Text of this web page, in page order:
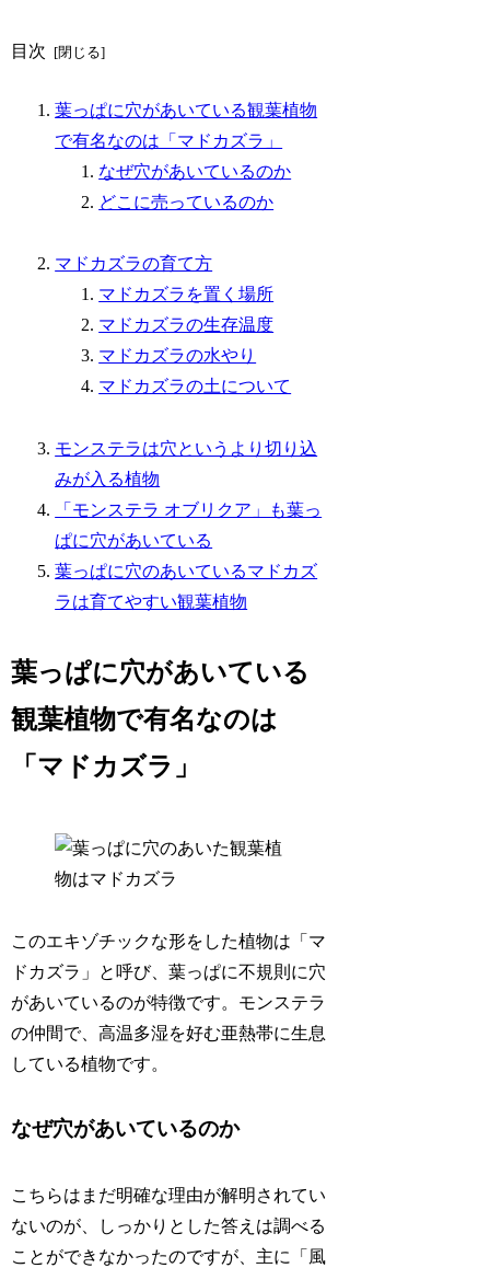
目次
葉っぱに穴があいている観葉植物
で有名なのは「マドカズラ」
なぜ穴があいているのか
どこに売っているのか
マドカズラの育て方
マドカズラを置く場所
マドカズラの生存温度
マドカズラの水やり
マドカズラの土について
モンステラは穴というより切り込
みが入る植物
「モンステラ オブリクア」も葉っ
ぱに穴があいている
葉っぱに穴のあいているマドカズ
ラは育てやすい観葉植物
葉っぱに穴があいている
観葉植物で有名なのは
「マドカズラ」
このエキゾチックな形をした植物は「マ
ドカズラ」と呼び、葉っぱに不規則に穴
があいているのが特徴です。モンステラ
の仲間で、高温多湿を好む亜熱帯に生息
している植物です。
なぜ穴があいているのか
こちらはまだ明確な理由が解明されてい
ないのが、しっかりとした答えは調べる
ことができなかったのですが、主に「風